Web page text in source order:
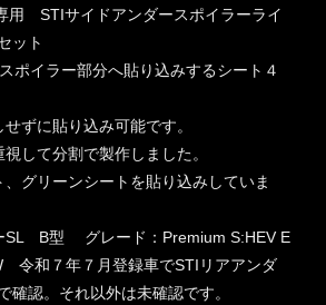
用 STIサイドアンダースポイラーライ
ット
ポイラー部分へ貼り込みするシート４
ずに貼り込み可能です。
して分割で製作しました。
グリーンシートを貼り込みしていま
SL B型 グレード：Premium S:HEV E
和７年７月登録車でSTIリアアンダ
確認。それ以外は未確認です。